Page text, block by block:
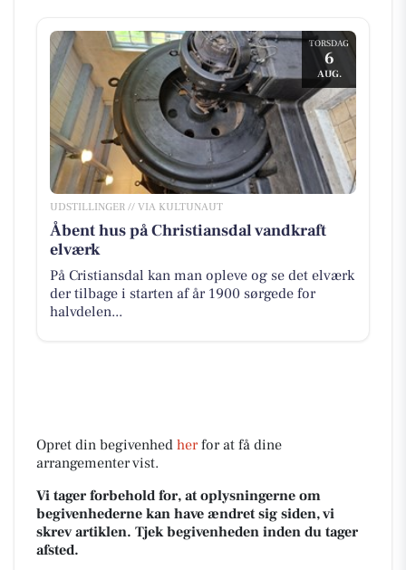
TORSDAG
6
AUG.
UDSTILLINGER // VIA KULTUNAUT
Åbent hus på Christiansdal vandkraft
elværk
På Cristiansdal kan man opleve og se det elværk
der tilbage i starten af år 1900 sørgede for
halvdelen...
Opret din begivenhed herfor at få dine
arrangementer vist.
Vi tager forbehold for, at oplysningerne om
begivenhederne kan have ændret sig siden, vi
skrev artiklen. Tjek begivenheden inden du tager
afsted.